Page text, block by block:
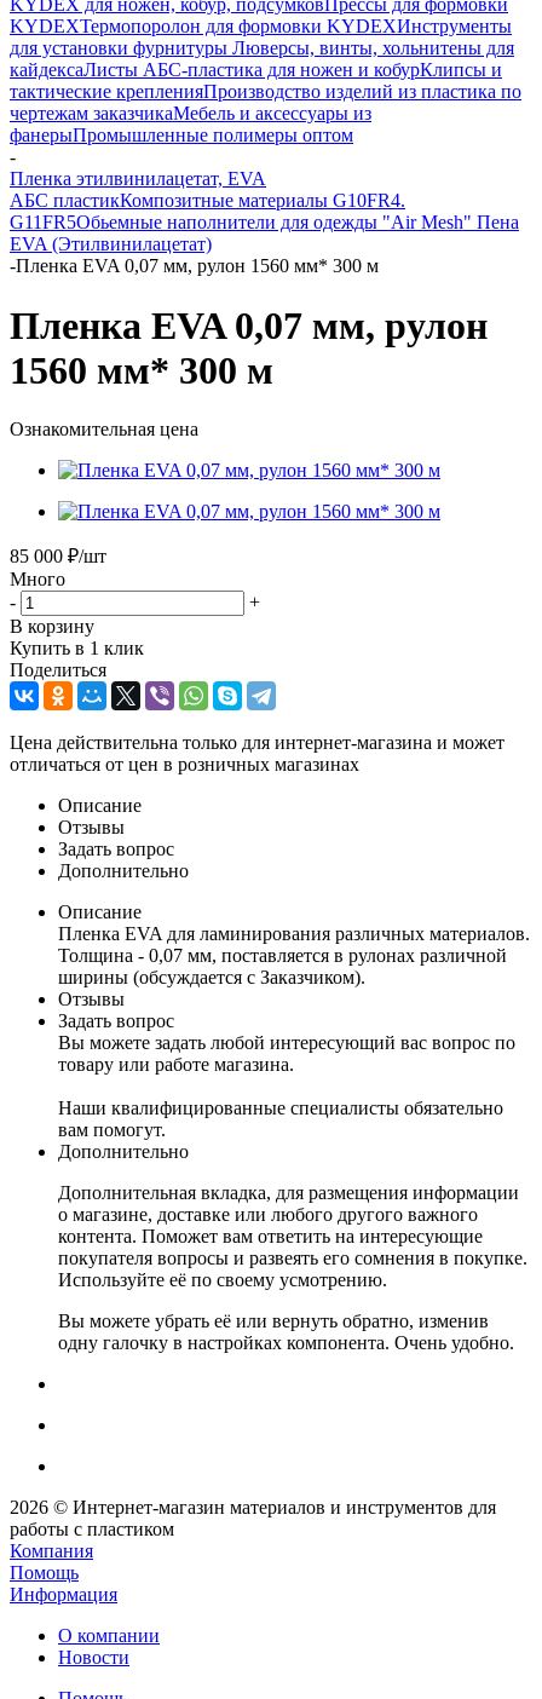
KYDEX для ножен, кобур, подсумков Прессы для формовки
KYDEXТермопоролон для формовки KYDEXИнструменты
для установки фурнитуры Люверсы, винты, хольнитены для
кайдексаЛисты АБС-пластика для ножен и кобурКлипсы и
тактические крепленияПроизводство изделий из пластика по
чертежам заказчикаМебель и аксессуары из
фанерыПромышленные полимеры оптом
-
Пленка этилвинилацетат, EVA
АБС пластикКомпозитные материалы G10FR4.
G11FR5Обьемные наполнители для одежды "Air Mesh" Пена
EVA (Этилвинилацетат)
-Пленка EVA 0,07 мм, рулон 1560 мм* 300 м
Пленка EVA 0,07 мм, рулон
1560 мм* 300 м
Ознакомительная цена
85 000 ₽/шт
Много
-
+
В корзину
Купить в 1 клик
Поделиться
Цена действительна только для интернет-магазина и может
отличаться от цен в розничных магазинах
Описание
Отзывы
Задать вопрос
Дополнительно
Описание
Пленка EVA для ламинирования различных материалов.
Толщина - 0,07 мм, поставляется в рулонах различной
ширины (обсуждается с Заказчиком).
Отзывы
Задать вопрос
Вы можете задать любой интересующий вас вопрос по
товару или работе магазина.
Наши квалифицированные специалисты обязательно
вам помогут.
Дополнительно
Дополнительная вкладка, для размещения информации
о магазине, доставке или любого другого важного
контента. Поможет вам ответить на интересующие
покупателя вопросы и развеять его сомнения в покупке.
Используйте её по своему усмотрению.
Вы можете убрать её или вернуть обратно, изменив
одну галочку в настройках компонента. Очень удобно.
2026 © Интернет-магазин материалов и инструментов для
работы с пластиком
Компания
Помощь
Информация
О компании
Новости